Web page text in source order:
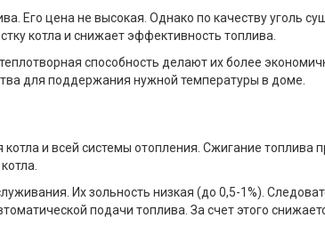
Его цена не высокая. Однако по качеству уголь
котла и снижает эффективность топлива.
способность делают их более
для поддержания нужной температуры в доме.
котла и всей системы отопления. Сжигание
Их зольность низкая (до 0,5-1%).
подачи топлива. За счет этого